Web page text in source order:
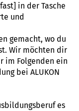
in der Tasche
und
gemacht, wo du
Wir möchten dir
im Folgenden ein
bei ALUKON
es